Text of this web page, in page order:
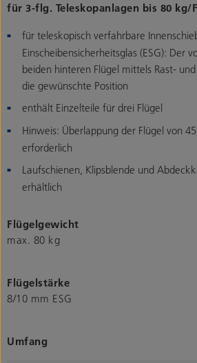
für 3-flg. Teleskopanlagen bis 80 kg/
für teleskopisch verfahrbare
Einscheibensicherheitsglas (ESG): Der
beiden hinteren Flügel mittels Rast-
die gewünschte Position
enthält Einzelteile für drei Flügel
Hinweis: Überlappung der Flügel von
erforderlich
Laufschienen, Klipsblende und
erhältlich
Flügelgewicht
max. 80 kg
Flügelstärke
8/10 mm ESG
Umfang